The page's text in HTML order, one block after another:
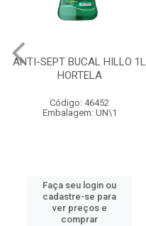
ANTI-SEPT BUCAL HILLO 1L
HORTELA
Código: 46452
Embalagem: UN\1
Faça seu login ou
cadastre-se para
ver preços e
comprar